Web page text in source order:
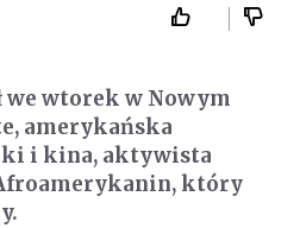
we wtorek w Nowym
amerykańska
i kina, aktywista
który